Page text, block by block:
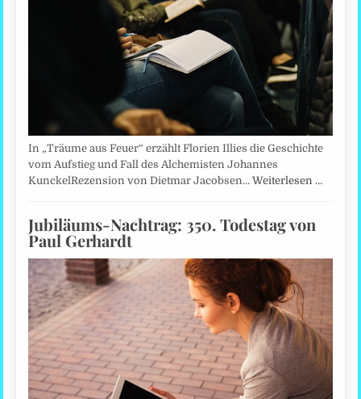
In „Träume aus Feuer“ erzählt Florien Illies die Geschichte
vom Aufstieg und Fall des Alchemisten Johannes
KunckelRezension von Dietmar Jacobsen…Weiterlesen …
Jubiläums-Nachtrag: 350. Todestag von
Paul Gerhardt